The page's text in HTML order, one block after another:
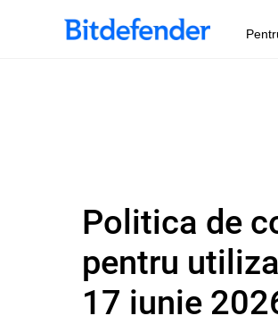
Politica de
pentru
17 iunie